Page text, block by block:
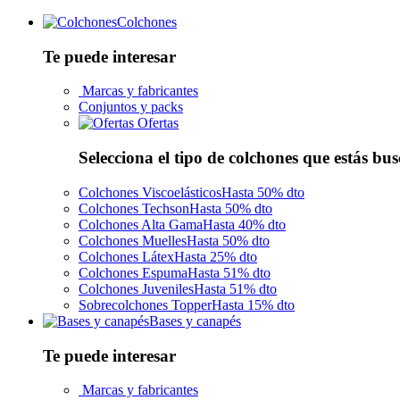
Colchones
Te puede interesar
Marcas y fabricantes
Conjuntos y packs
Ofertas
Selecciona el tipo de colchones que estás
Colchones ViscoelásticosHasta 50% dto
Colchones TechsonHasta 50% dto
Colchones Alta GamaHasta 40% dto
Colchones MuellesHasta 50% dto
Colchones LátexHasta 25% dto
Colchones EspumaHasta 51% dto
Colchones JuvenilesHasta 51% dto
Sobrecolchones TopperHasta 15% dto
Bases y canapés
Te puede interesar
Marcas y fabricantes